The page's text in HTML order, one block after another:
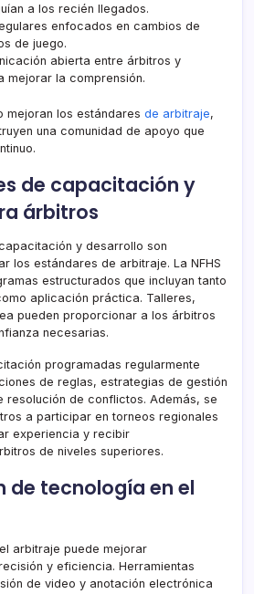
a los recién llegados.
enfocados en cambios de
de juego.
abierta entre árbitros y
mejorar la comprensión.
mejoran los estándares de arbitraje,
una comunidad de apoyo que
de capacitación y
árbitros
y desarrollo son
los estándares de arbitraje. La NFHS
estructurados que incluyan tanto
aplicación práctica. Talleres,
pueden proporcionar a los árbitros
necesarias.
programadas regularmente
de reglas, estrategias de gestión
resolución de conflictos. Además, se
a participar en torneos regionales
experiencia y recibir
de niveles superiores.
de tecnología en el
arbitraje puede mejorar
y eficiencia. Herramientas
de video y anotación electrónica